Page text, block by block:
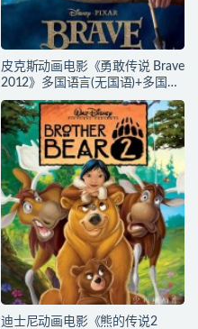
皮克斯动画电影《勇敢传说 Brave
2012》多国语言(无国语)+多国字
幕(含中文) 官方纯净收藏版
720P/MKV/2.43G 动画片勇敢传
说下载
迪士尼动画电影《熊的传说2